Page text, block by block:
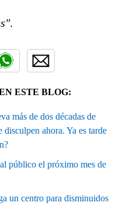
.
ESTE BLOG:
más de dos décadas de
disculpen ahora. Ya es tarde
público el próximo mes de
un centro para disminuidos